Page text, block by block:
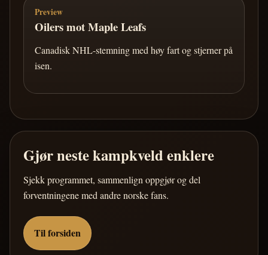
Preview
Oilers mot Maple Leafs
Canadisk NHL-stemning med høy fart og stjerner på
isen.
Gjør neste kampkveld enklere
Sjekk programmet, sammenlign oppgjør og del
forventningene med andre norske fans.
Til forsiden